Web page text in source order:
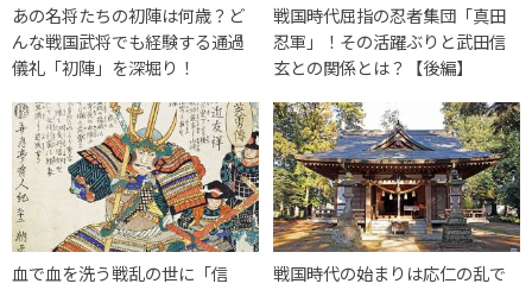
あの名将たちの初陣は何歳？ど
んな戦国武将でも経験する通過
儀礼「初陣」を深堀り！
戦国時代屈指の忍者集団「真田
忍軍」！その活躍ぶりと武田信
玄との関係とは？【後編】
血で血を洗う戦乱の世に「信
戦国時代の始まりは応仁の乱で